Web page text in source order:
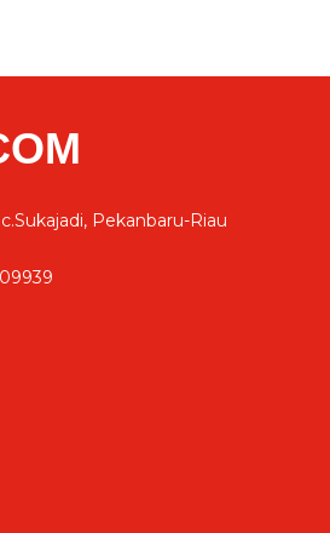
Pekanbaru-Riau